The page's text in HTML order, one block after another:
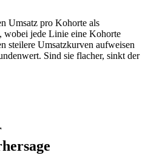
Umsatz pro Kohorte als
wobei jede Linie eine Kohorte
steilere Umsatzkurven aufweisen
Sind sie flacher, sinkt der